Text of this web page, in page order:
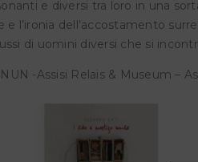
e diversi tra loro in una
e l’ironia dell’accostamento
di uomini diversi che si
-Assisi Relais & Museum –